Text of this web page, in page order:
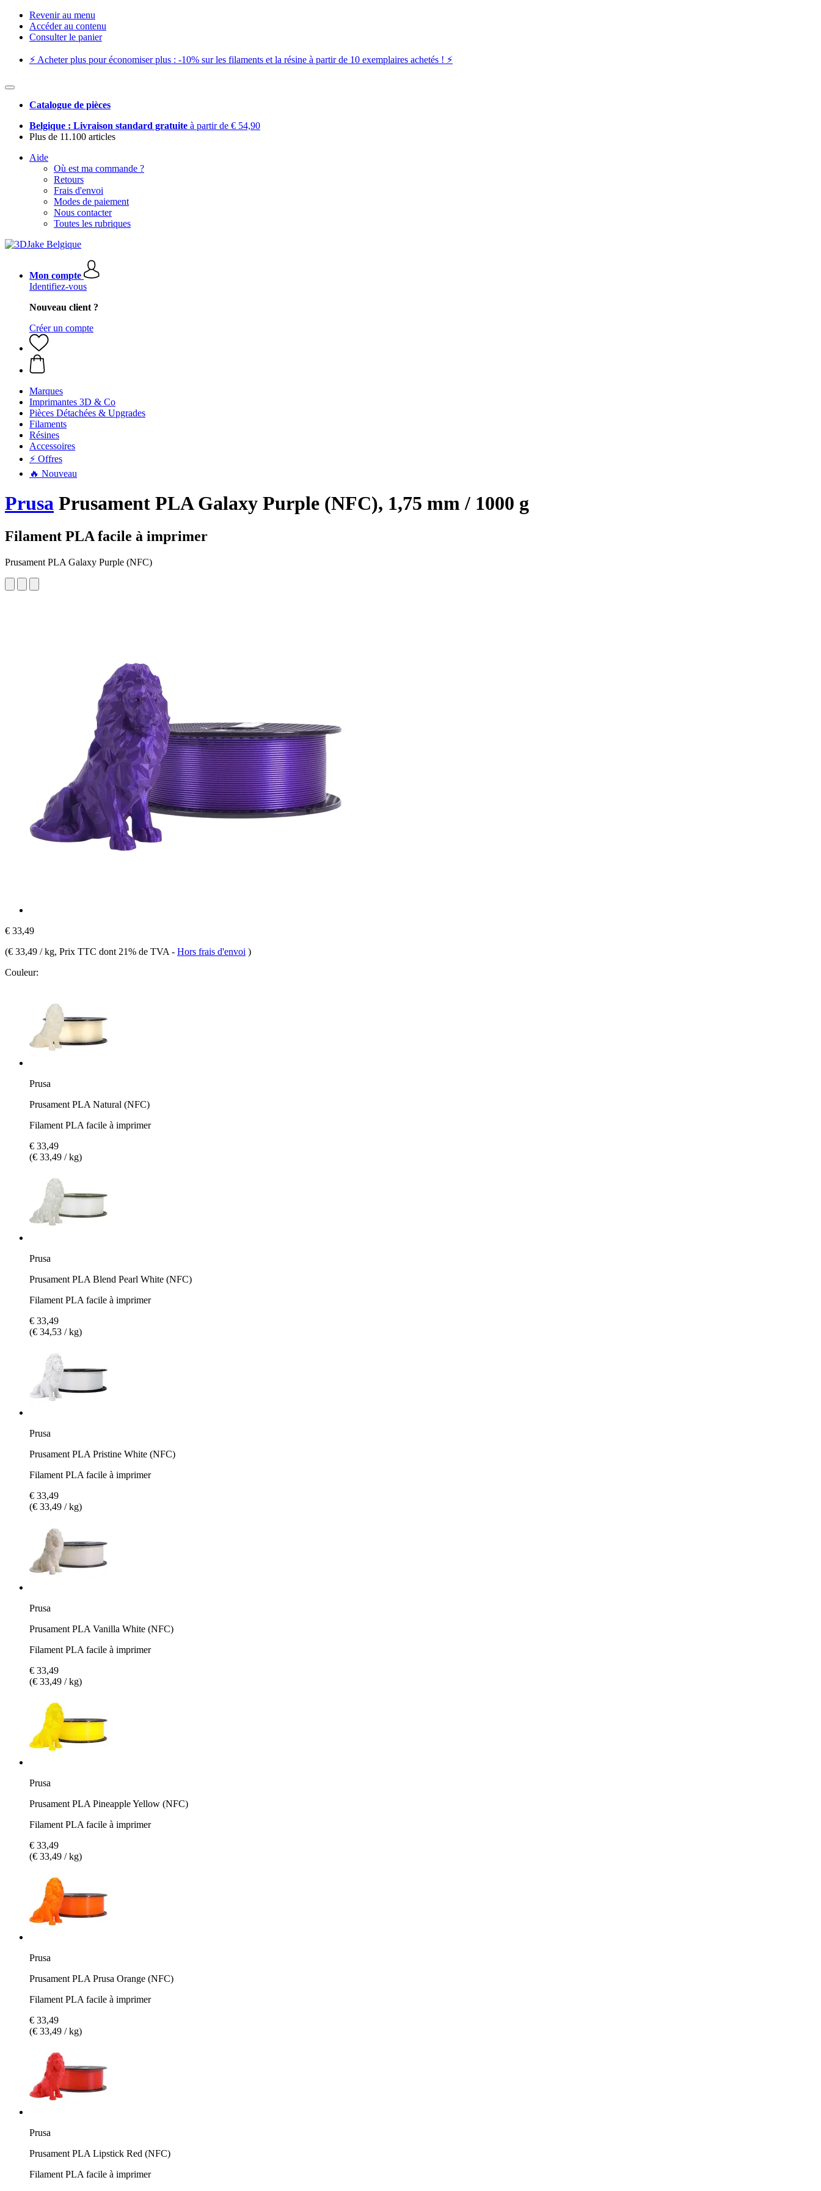
Revenir au menu
Accéder au contenu
Consulter le panier
⚡️ Acheter plus pour économiser plus : -10% sur les filaments et la résine à partir de 10 exemplaires achetés ! ⚡️
Catalogue de pièces
Belgique : Livraison standard gratuite à partir de € 54,90
Plus de 11.100 articles
Aide
Où est ma commande ?
Retours
Frais d'envoi
Modes de paiement
Nous contacter
Toutes les rubriques
Mon compte
Identifiez-vous
Nouveau client ?
Créer un compte
Marques
Imprimantes 3D & Co
Pièces Détachées & Upgrades
Filaments
Résines
Accessoires
⚡ Offres
🔥 Nouveau
Prusa Prusament PLA Galaxy Purple (NFC), 1,75 mm / 1000 g
Filament PLA facile à imprimer
Prusament PLA Galaxy Purple (NFC)
€ 33,49
(€ 33,49 / kg, Prix TTC dont 21% de TVA - Hors frais d'envoi )
Couleur:
Prusa
Prusament PLA Natural (NFC)
Filament PLA facile à imprimer
€ 33,49
(€ 33,49 / kg)
Prusa
Prusament PLA Blend Pearl White (NFC)
Filament PLA facile à imprimer
€ 33,49
(€ 34,53 / kg)
Prusa
Prusament PLA Pristine White (NFC)
Filament PLA facile à imprimer
€ 33,49
(€ 33,49 / kg)
Prusa
Prusament PLA Vanilla White (NFC)
Filament PLA facile à imprimer
€ 33,49
(€ 33,49 / kg)
Prusa
Prusament PLA Pineapple Yellow (NFC)
Filament PLA facile à imprimer
€ 33,49
(€ 33,49 / kg)
Prusa
Prusament PLA Prusa Orange (NFC)
Filament PLA facile à imprimer
€ 33,49
(€ 33,49 / kg)
Prusa
Prusament PLA Lipstick Red (NFC)
Filament PLA facile à imprimer